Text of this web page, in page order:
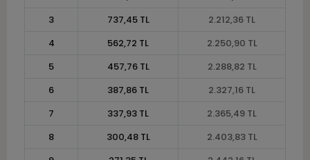
3
737,45 TL
2.212,36 TL
4
562,72 TL
2.250,90 TL
5
457,76 TL
2.288,82 TL
6
387,86 TL
2.327,16 TL
7
337,93 TL
2.365,49 TL
8
300,48 TL
2.403,83 TL